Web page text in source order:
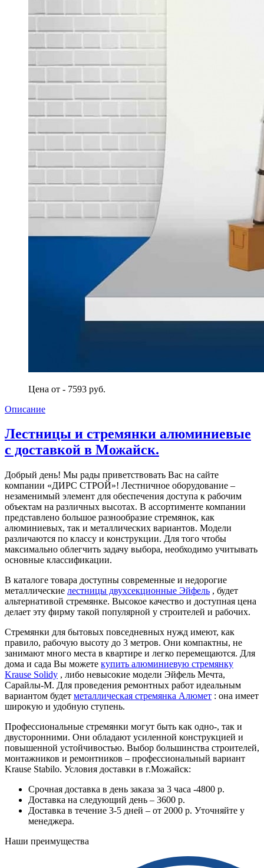
Цена от - 7593 руб.
Описание
Лестницы и стремянки алюминиевые
с доставкой в Можайск.
Добрый день! Мы рады приветствовать Вас на сайте
компании «ДИРС СТРОЙ»! Лестничное оборудование –
незаменимый элемент для обеспечения доступа к рабочим
объектам на различных высотах. В ассортименте компании
представлено большое разнообразие стремянок, как
алюминиевых, так и металлических вариантов. Модели
различаются по классу и конструкции. Для того чтобы
максимально облегчить задачу выбора, необходимо учитывать
основные классификации.
В каталоге товара доступны современные и недорогие
металлические лестницы двухсекционные Эйфель , будет
альтернативой стремянке. Высокое качество и доступная цена
делает эту фирму такой популярной у строителей и рабочих.
Стремянки для бытовых повседневных нужд имеют, как
правило, рабочую высоту до 3 метров. Они компактны, не
занимают много места в квартире и легко перемещаются. Для
дома и сада Вы можете купить алюминиевую стремянку
Krause Solidy , либо невысокие модели Эйфель Мечта,
Сарайлы-М. Для проведения ремонтных работ идеальным
вариантом будет металлическая стремянка Алюмет : она имеет
широкую и удобную ступень.
Профессиональные стремянки могут быть как одно-, так и
двусторонними. Они обладают усиленной конструкцией и
повышенной устойчивостью. Выбор большинства строителей,
монтажников и ремонтников – профессиональный вариант
Krause Stabilo. Условия доставки в г.Можайск:
Срочная доставка в день заказа за 3 часа -4800 р.
Доставка на следующий день – 3600 р.
Доставка в течение 3-5 дней – от 2000 р. Уточняйте у
менеджера.
Наши преимущества